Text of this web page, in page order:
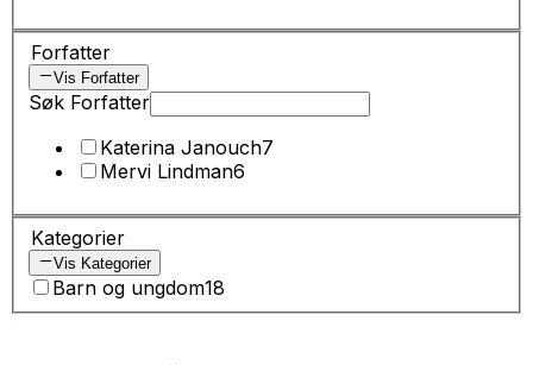
Forfatter
Vis Forfatter
Søk Forfatter
Katerina Janouch7
Mervi Lindman6
Kategorier
Vis Kategorier
Barn og ungdom18